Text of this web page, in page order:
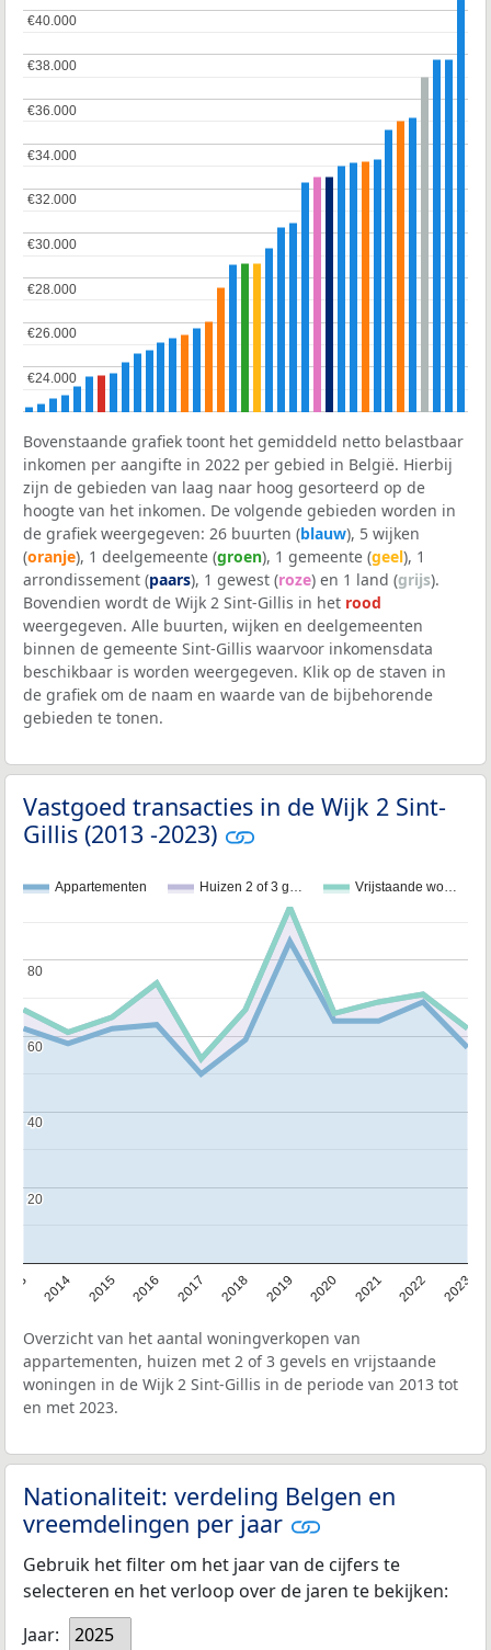
€24.000
€24.000
€26.000
€26.000
€28.000
€28.000
€30.000
€30.000
€32.000
€32.000
€34.000
€34.000
€36.000
€36.000
€38.000
€38.000
€40.000
€40.000
Bovenstaande grafiek toont het gemiddeld netto belastbaar
inkomen per aangifte in 2022 per gebied in België. Hierbij
zijn de gebieden van laag naar hoog gesorteerd op de
hoogte van het inkomen. De volgende gebieden worden in
de grafiek weergegeven: 26 buurten (blauw), 5 wijken
(oranje), 1 deelgemeente (groen), 1 gemeente (geel), 1
arrondissement (paars), 1 gewest (roze) en 1 land (grijs).
Bovendien wordt de Wijk 2 Sint-Gillis in het rood
weergegeven. Alle buurten, wijken en deelgemeenten
binnen de gemeente Sint-Gillis waarvoor inkomensdata
beschikbaar is worden weergegeven. Klik op de staven in
de grafiek om de naam en waarde van de bijbehorende
gebieden te tonen.
Vastgoed transacties in de Wijk 2 Sint-
Gillis (2013 -2023)
Appartementen Huizen 2 of 3 g… Vrijstaande wo…
2014 2015 2016 2017 2018 2019 2020 2021 2022 2023
20
20
40
40
60
60
80
80
Overzicht van het aantal woningverkopen van
appartementen, huizen met 2 of 3 gevels en vrijstaande
woningen in de Wijk 2 Sint-Gillis in de periode van 2013 tot
en met 2023.
Nationaliteit: verdeling Belgen en
vreemdelingen per jaar
Gebruik het filter om het jaar van de cijfers te
selecteren en het verloop over de jaren te bekijken:
Jaar:
2025